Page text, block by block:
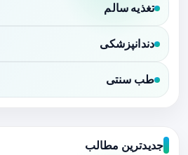
تغذیه سالم
دندانپزشکی
طب سنتی
جدیدترین مطالب